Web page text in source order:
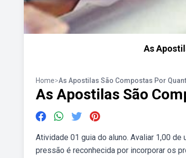
As
Home>As Apostilas São Compostas Por
As Apostilas São
Atividade 01 guia do aluno. Avaliar 1,00
pressão é reconhecida por incorporar os